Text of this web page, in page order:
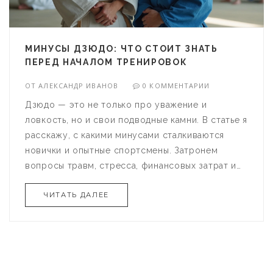
МИНУСЫ ДЗЮДО: ЧТО СТОИТ ЗНАТЬ
ПЕРЕД НАЧАЛОМ ТРЕНИРОВОК
ОТАЛЕКСАНДР ИВАНОВ 0 КОММЕНТАРИИ
Дзюдо — это не только про уважение и
ловкость, но и свои подводные камни. В статье я
расскажу, с какими минусами сталкиваются
новички и опытные спортсмены. Затронем
вопросы травм, стресса, финансовых затрат и
особенностей тренировочного процесса.
Покажу реальные примеры и поделюсь
ЧИТАТЬ ДАЛЕЕ